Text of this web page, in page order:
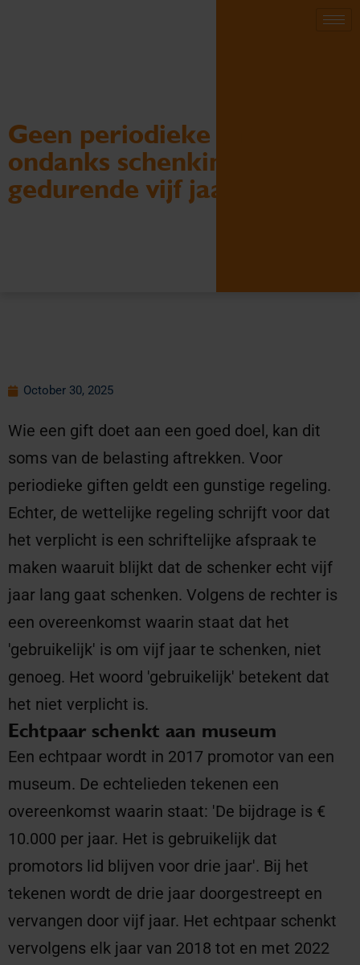
Geen periodieke gift
ondanks schenking
gedurende vijf jaar
October 30, 2025
Wie een gift doet aan een goed doel, kan dit
soms van de belasting aftrekken. Voor
periodieke giften geldt een gunstige regeling.
Echter, de wettelijke regeling schrijft voor dat
het verplicht is een schriftelijke afspraak te
maken waaruit blijkt dat de schenker echt vijf
jaar lang gaat schenken. Volgens de rechter is
een overeenkomst waarin staat dat het
'gebruikelijk' is om vijf jaar te schenken, niet
genoeg. Het woord 'gebruikelijk' betekent dat
het niet verplicht is.
Echtpaar schenkt aan museum
Een echtpaar wordt in 2017 promotor van een
museum. De echtelieden tekenen een
overeenkomst waarin staat: 'De bijdrage is €
10.000 per jaar. Het is gebruikelijk dat
promotors lid blijven voor drie jaar'. Bij het
tekenen wordt de drie jaar doorgestreept en
vervangen door vijf jaar. Het echtpaar schenkt
vervolgens elk jaar van 2018 tot en met 2022